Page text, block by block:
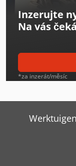
Hitachi Zx210-6
Hitachi Zx210Lc-6
Hitachi Zx26U-6
Hitachi
Hitachi Zx38U-6
Inzerujte
Na vás čeká
*za inzerát/měsíc